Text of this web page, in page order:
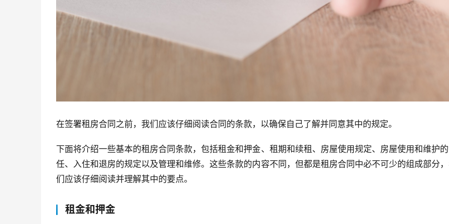
在签署租房合同之前，我们应该仔细阅读合同的条款，以确保自己了解并同意其中的规定。
下面将介绍一些基本的租房合同条款，包括租金和押金、租期和续租、房屋使用规定、房屋使用和维护
任、入住和退房的规定以及管理和维修。这些条款的内容不同，但都是租房合同中必不可少的组成部分
们应该仔细阅读并理解其中的要点。
租金和押金